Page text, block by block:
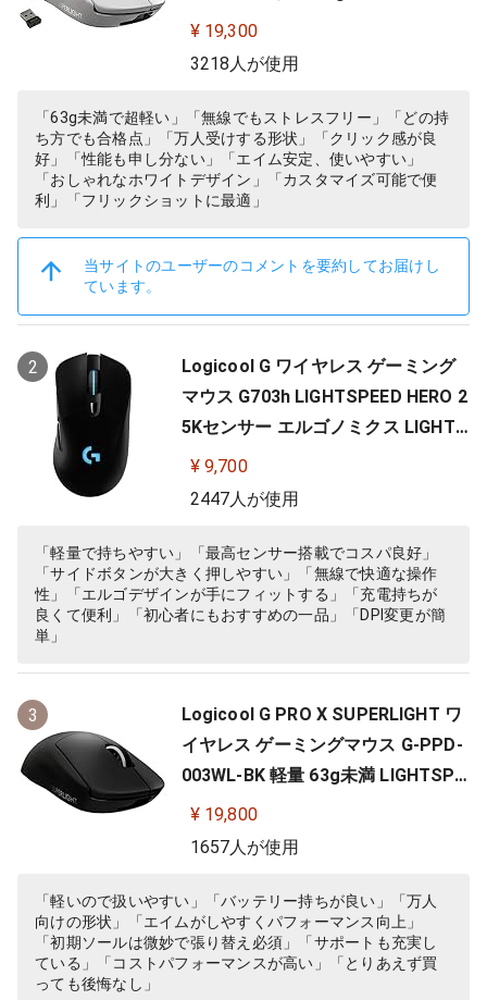
EED HERO 25Kセンサー POWERPLA
Y 無線 充電 対応 ゲーミング マウス
¥ 19,300
3218人が使用
「63g未満で超軽い」「無線でもストレスフリー」「どの持
ち方でも合格点」「万人受けする形状」「クリック感が良
好」「性能も申し分ない」「エイム安定、使いやすい」
「おしゃれなホワイトデザイン」「カスタマイズ可能で便
利」「フリックショットに最適」
当サイトのユーザーのコメントを要約してお届けし
ています。
2
Logicool G ワイヤレス ゲーミング
マウス G703h LIGHTSPEED HERO 2
5Kセンサー エルゴノミクス LIGHTS
YNC RGB POWERPLAY 無線 充電 対
応 ゲーミング マウス 充電式 無線 P
内正規品 【 ファイナルファンタジ
ー XIV 推奨モデル 】
¥ 9,700
2447人が使用
「軽量で持ちやすい」「最高センサー搭載でコスパ良好」
「サイドボタンが大きく押しやすい」「無線で快適な操作
性」「エルゴデザインが手にフィットする」「充電持ちが
良くて便利」「初心者にもおすすめの一品」「DPI変更が簡
単」
3
Logicool G PRO X SUPERLIGHT ワ
イヤレス ゲーミングマウス G-PPD-
003WL-BK 軽量 63g未満 LIGHTSPE
ED HERO 25Kセンサー POWERPLA
Y 無線 充電 対応 ゲーミング マウス
¥ 19,800
1657人が使用
「軽いので扱いやすい」「バッテリー持ちが良い」「万人
向けの形状」「エイムがしやすくパフォーマンス向上」
「初期ソールは微妙で張り替え必須」「サポートも充実し
ている」「コストパフォーマンスが高い」「とりあえず買
っても後悔なし」